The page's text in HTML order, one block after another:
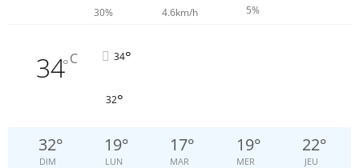
30% 4.6km/h 5%
34°C 34°
32°
32°
DIM
19°
LUN
17°
MAR
19°
MER
22°
JEU